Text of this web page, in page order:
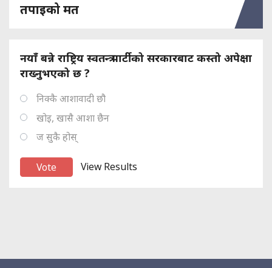
तपाइको मत
नयाँ बन्ने राष्ट्रिय स्वतन्त्र पार्टीको सरकारबाट कस्तो अपेक्षा
राख्नुभएको छ ?
निक्कै आशावादी छौ
खोइ, खासै आशा छैन
ज सुकै होस्
View Results